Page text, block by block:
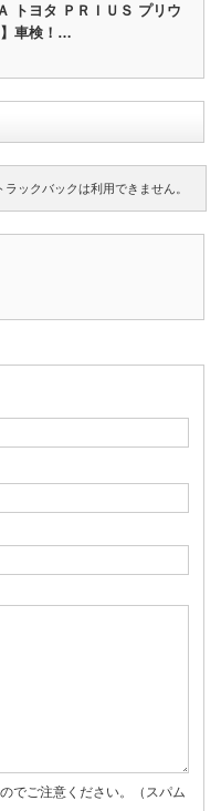
トヨタ ＰＲＩＵＳ プリウ
車検！…
ラックバックは利用できません。
でご注意ください。（スパム